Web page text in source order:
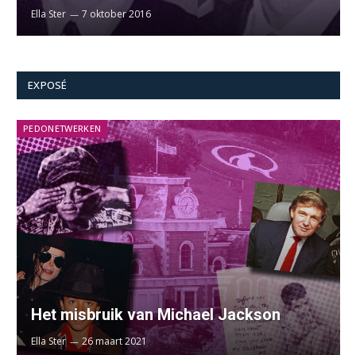
Ella Ster 7 oktober 2016
EXPOSÉ
PEDONETWERKEN
Het misbruik van Michael Jackson
Ella Ster 26 maart 2021